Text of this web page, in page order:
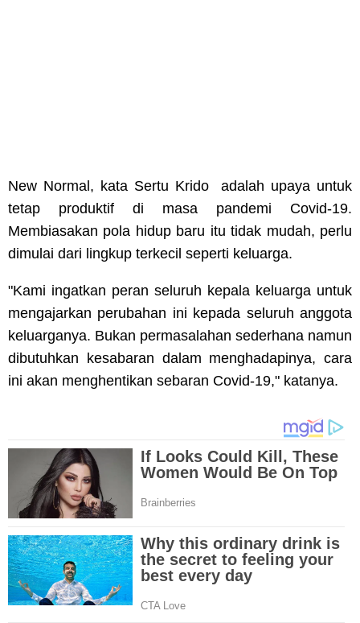
New Normal, kata Sertu Krido adalah upaya untuk
tetap produktif di masa pandemi Covid-19.
Membiasakan pola hidup baru itu tidak mudah, perlu
dimulai dari lingkup terkecil seperti keluarga.
"Kami ingatkan peran seluruh kepala keluarga untuk
mengajarkan perubahan ini kepada seluruh anggota
keluarganya. Bukan permasalahan sederhana namun
dibutuhkan kesabaran dalam menghadapinya, cara
ini akan menghentikan sebaran Covid-19," katanya.